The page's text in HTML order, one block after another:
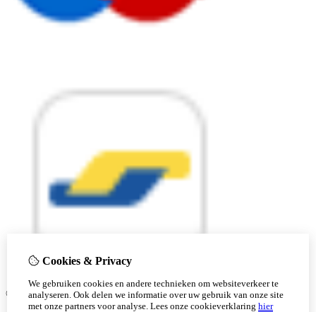
© Copyright 2026 |
Cookies & Privacy
We gebruiken cookies en andere technieken om websiteverkeer te
analyseren. Ook delen we informatie over uw gebruik van onze site
met onze partners voor analyse. Lees onze cookieverklaring hier